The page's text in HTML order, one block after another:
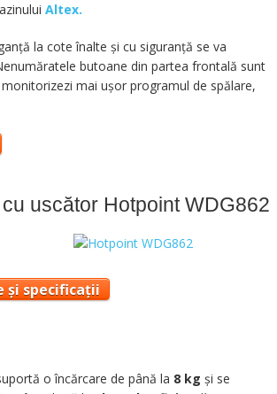
Altex.
la cote înalte și cu siguranță se va
butoane din partea frontală sunt
mai ușor programul de spălare,
uscător Hotpoint WDG862
și specificații
o încărcare de până la 8 kg și se